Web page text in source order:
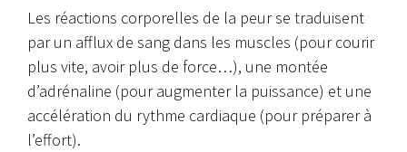
Les réactions corporelles de la peur se traduisent
par un afflux de sang dans les muscles (pour courir
plus vite, avoir plus de force…), une montée
d’adrénaline (pour augmenter la puissance) et une
accélération du rythme cardiaque (pour préparer à
l’effort).